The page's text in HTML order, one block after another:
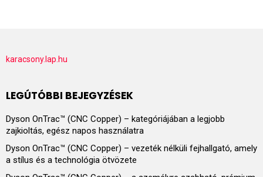
karacsony.lap.hu
LEGÚTÓBBI BEJEGYZÉSEK
Dyson OnTrac™ (CNC Copper) – kategóriájában a legjobb
zajkioltás, egész napos használatra
Dyson OnTrac™ (CNC Copper) – vezeték nélküli fejhallgató, amely
a stílus és a technológia ötvözete